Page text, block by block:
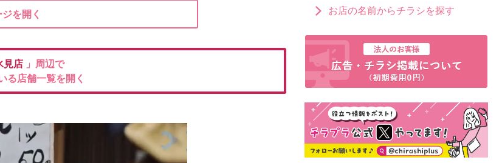
を開く
見店 」周辺で
る店舗一覧を開く
お店の名前からチラシを探す